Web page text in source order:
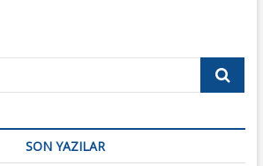
Search
SON YAZILAR